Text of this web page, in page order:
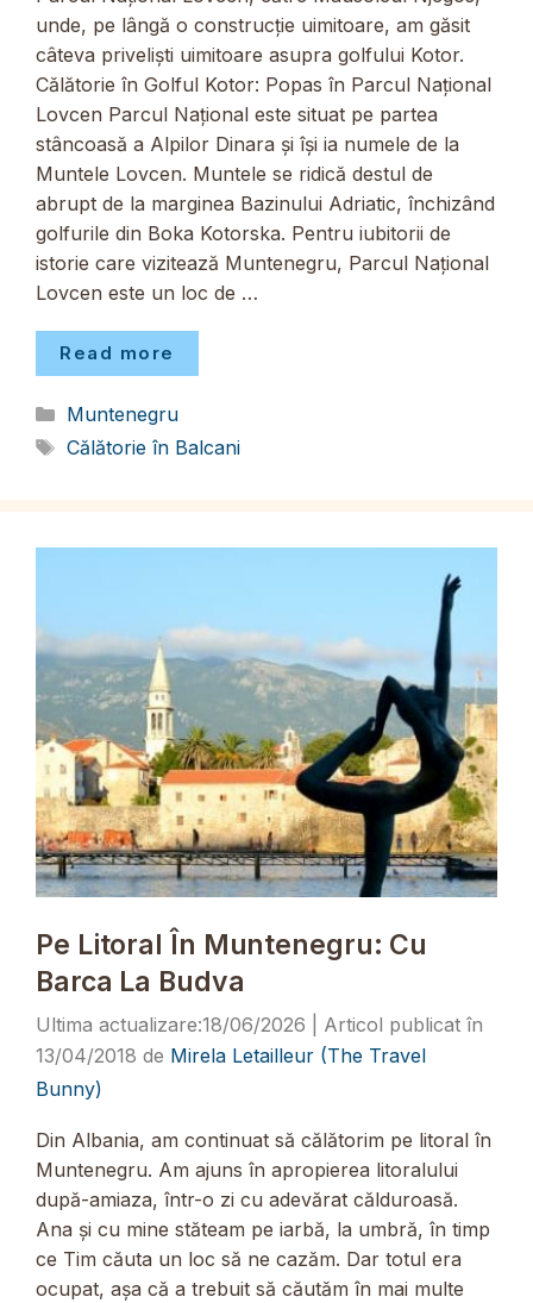
unde, pe lângă o construcție uimitoare, am găsit
câteva priveliști uimitoare asupra golfului Kotor.
Călătorie în Golful Kotor: Popas în Parcul Național
Lovcen Parcul Național este situat pe partea
stâncoasă a Alpilor Dinara și își ia numele de la
Muntele Lovcen. Muntele se ridică destul de
abrupt de la marginea Bazinului Adriatic, închizând
golfurile din Boka Kotorska. Pentru iubitorii de
istorie care vizitează Muntenegru, Parcul Național
Lovcen este un loc de …
Read more
Categorii
Muntenegru
Etichete
Călătorie în Balcani
Pe Litoral În Muntenegru: Cu
Barca La Budva
18/06/2026
13/04/2018 de Mirela Letailleur (The Travel
Bunny)
Din Albania, am continuat să călătorim pe litoral în
Muntenegru. Am ajuns în apropierea litoralului
după-amiaza, într-o zi cu adevărat călduroasă.
Ana și cu mine stăteam pe iarbă, la umbră, în timp
ce Tim căuta un loc să ne cazăm. Dar totul era
ocupat, așa că a trebuit să căutăm în mai multe